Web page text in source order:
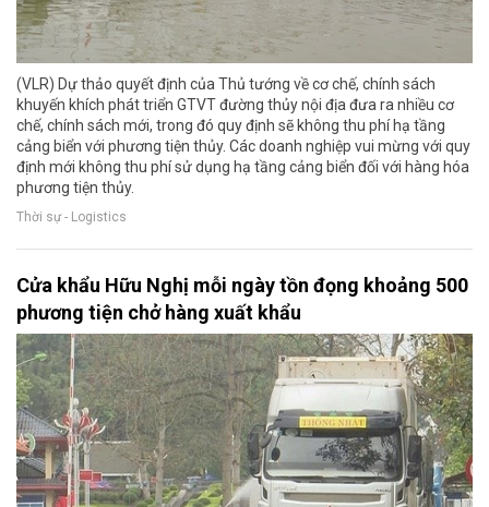
(VLR) Dự thảo quyết định của Thủ tướng về cơ chế, chính sách
khuyến khích phát triển GTVT đường thủy nội địa đưa ra nhiều cơ
chế, chính sách mới, trong đó quy định sẽ không thu phí hạ tầng
cảng biển với phương tiện thủy. Các doanh nghiệp vui mừng với quy
định mới không thu phí sử dụng hạ tầng cảng biển đối với hàng hóa
phương tiện thủy.
Thời sự - Logistics
Cửa khẩu Hữu Nghị mỗi ngày tồn đọng khoảng 500
phương tiện chở hàng xuất khẩu